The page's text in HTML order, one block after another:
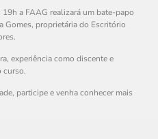
a FAAG realizará um bate-papo
Gomes, proprietária do Escritório
experiência como discente e
curso.
participe e venha conhecer mais